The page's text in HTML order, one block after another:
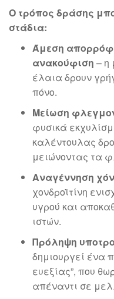
Ο τρόπος δράσης
στάδια:
Άμεση
ανακούφιση – η
έλαια δρουν
πόνο.
Μείωση
φυσικά
καλέντουλας
μειώνοντας τα
Αναγέννηση
χονδροϊτίνη
υγρού και
ιστών.
Πρόληψη
δημιουργεί ένα
ευεξίας”, που
απέναντι σε